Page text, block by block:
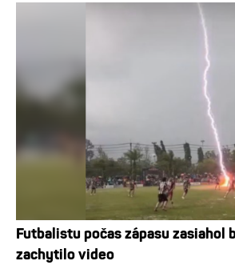
Futbalistu počas zápasu zasiahol
zachytilo video